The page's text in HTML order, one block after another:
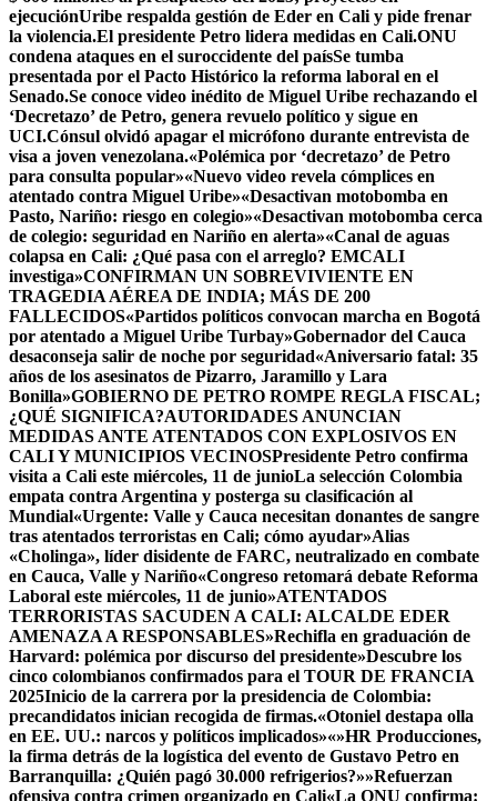
ejecuciónUribe respalda gestión de Eder en Cali y pide frenar
la violencia.El presidente Petro lidera medidas en Cali.ONU
condena ataques en el suroccidente del paísSe tumba
presentada por el Pacto Histórico la reforma laboral en el
Senado.Se conoce video inédito de Miguel Uribe rechazando el
‘Decretazo’ de Petro, genera revuelo político y sigue en
UCI.Cónsul olvidó apagar el micrófono durante entrevista de
visa a joven venezolana.«Polémica por ‘decretazo’ de Petro
para consulta popular»«Nuevo video revela cómplices en
atentado contra Miguel Uribe»«Desactivan motobomba en
Pasto, Nariño: riesgo en colegio»«Desactivan motobomba cerca
de colegio: seguridad en Nariño en alerta»«Canal de aguas
colapsa en Cali: ¿Qué pasa con el arreglo? EMCALI
investiga»CONFIRMAN UN SOBREVIVIENTE EN
TRAGEDIA AÉREA DE INDIA; MÁS DE 200
FALLECIDOS«Partidos políticos convocan marcha en Bogotá
por atentado a Miguel Uribe Turbay»Gobernador del Cauca
desaconseja salir de noche por seguridad«Aniversario fatal: 35
años de los asesinatos de Pizarro, Jaramillo y Lara
Bonilla»GOBIERNO DE PETRO ROMPE REGLA FISCAL;
¿QUÉ SIGNIFICA?AUTORIDADES ANUNCIAN
MEDIDAS ANTE ATENTADOS CON EXPLOSIVOS EN
CALI Y MUNICIPIOS VECINOSPresidente Petro confirma
visita a Cali este miércoles, 11 de junioLa selección Colombia
empata contra Argentina y posterga su clasificación al
Mundial«Urgente: Valle y Cauca necesitan donantes de sangre
tras atentados terroristas en Cali; cómo ayudar»Alias
«Cholinga», líder disidente de FARC, neutralizado en combate
en Cauca, Valle y Nariño«Congreso retomará debate Reforma
Laboral este miércoles, 11 de junio»ATENTADOS
TERRORISTAS SACUDEN A CALI: ALCALDE EDER
AMENAZA A RESPONSABLES»Rechifla en graduación de
Harvard: polémica por discurso del presidente»Descubre los
cinco colombianos confirmados para el TOUR DE FRANCIA
2025Inicio de la carrera por la presidencia de Colombia:
precandidatos inician recogida de firmas.«Otoniel destapa olla
en EE. UU.: narcos y políticos implicados»«»HR Producciones,
la firma detrás de la logística del evento de Gustavo Petro en
Barranquilla: ¿Quién pagó 30.000 refrigerios?»»Refuerzan
ofensiva contra crimen organizado en Cali«La ONU confirma: